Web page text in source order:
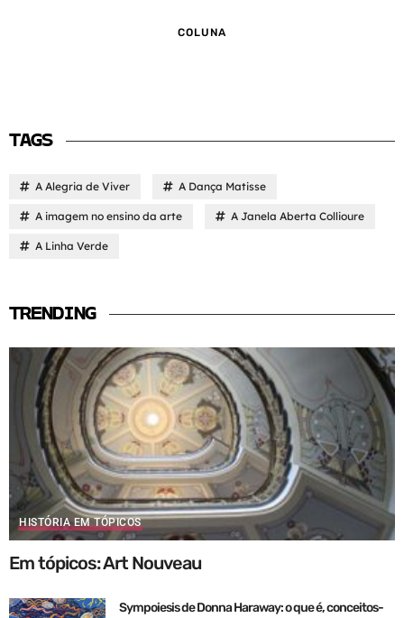
COLUNA
TAGS
A Alegria de Viver A Dança Matisse
A imagem no ensino da arte A Janela Aberta Collioure
A Linha Verde
TRENDING
HISTÓRIA EM TÓPICOS
Em tópicos: Art Nouveau
Sympoiesis de Donna Haraway: o que é, conceitos-